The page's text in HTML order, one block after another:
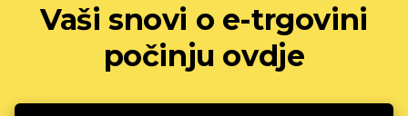
Vaši snovi o e-trgovini
počinju ovdje